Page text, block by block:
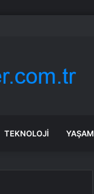
TEKNOLOJI YAŞAM